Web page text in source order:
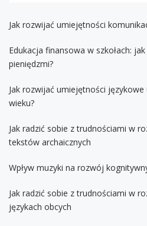
Jak rozwijać umiejętności
Edukacja finansowa w szkołach:
pieniędzmi?
Jak rozwijać umiejętności językowe
wieku?
Jak radzić sobie z trudnościami w
tekstów archaicznych
Wpływ muzyki na rozwój
Jak radzić sobie z trudnościami w
językach obcych